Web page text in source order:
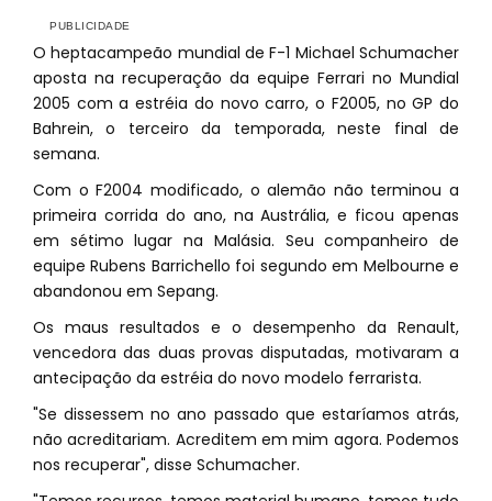
O heptacampeão mundial de F-1 Michael Schumacher
aposta na recuperação da equipe Ferrari no Mundial
2005 com a estréia do novo carro, o F2005, no GP do
Bahrein, o terceiro da temporada, neste final de
semana.
Com o F2004 modificado, o alemão não terminou a
primeira corrida do ano, na Austrália, e ficou apenas
em sétimo lugar na Malásia. Seu companheiro de
equipe Rubens Barrichello foi segundo em Melbourne e
abandonou em Sepang.
Os maus resultados e o desempenho da Renault,
vencedora das duas provas disputadas, motivaram a
antecipação da estréia do novo modelo ferrarista.
"Se dissessem no ano passado que estaríamos atrás,
não acreditariam. Acreditem em mim agora. Podemos
nos recuperar", disse Schumacher.